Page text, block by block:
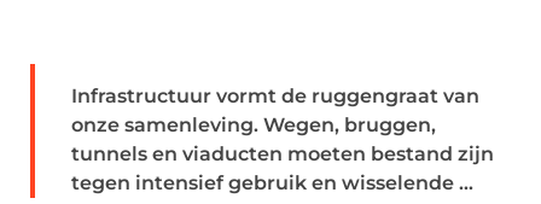
Infrastructuur vormt de ruggengraat van
onze samenleving. Wegen, bruggen,
tunnels en viaducten moeten bestand zijn
tegen intensief gebruik en wisselende ...